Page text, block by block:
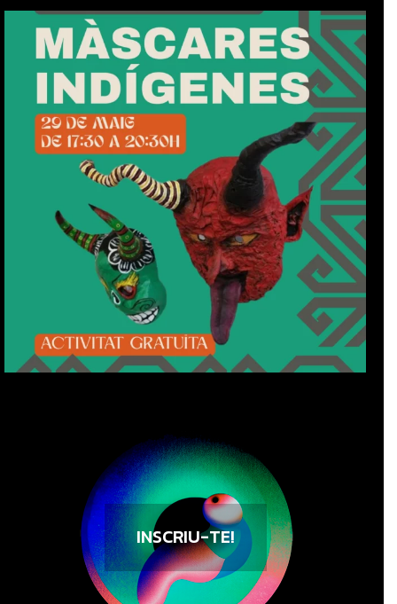
INSCRIU-TE!